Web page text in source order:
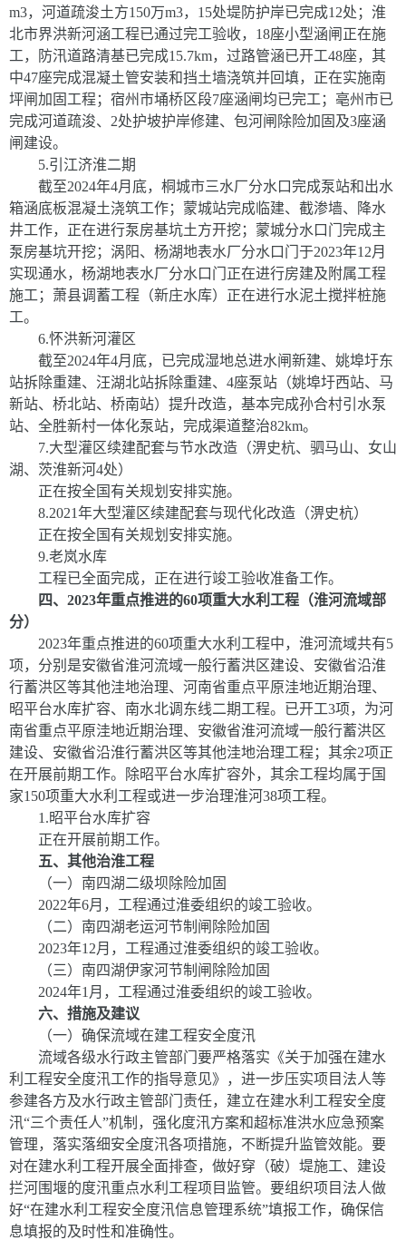
m3，河道疏浚土方150万m3， 15处堤防护岸已完成12处；淮
北市界洪新河涵工程已通过完工验收， 18座小型涵闸正在施
工，防汛道路清基已完成15.7km，过路管涵已开工48座，其
中47座完成混凝土管安装和挡土墙浇筑并回填，正在实施南
坪闸加固工程；宿州市埇桥区段7座涵闸均已完工；亳州市已
完成河道疏浚、 2处护坡护岸修建、包河闸除险加固及3座涵
闸建设。
5.引江济淮二期
截至2024年4月底，桐城市三水厂分水口完成泵站和出水
箱涵底板混凝土浇筑工作；蒙城站完成临建、截渗墙、降水
井工作，正在进行泵房基坑土方开挖；蒙城分水口门完成主
泵房基坑开挖；涡阳、杨湖地表水厂分水口门于2023年12月
实现通水，杨湖地表水厂分水口门正在进行房建及附属工程
施工；萧县调蓄工程（新庄水库）正在进行水泥土搅拌桩施
工。
6.怀洪新河灌区
截至2024年4月底，已完成湿地总进水闸新建、姚埠圩东
站拆除重建、汪湖北站拆除重建、 4座泵站（姚埠圩西站、马
新站、桥北站、桥南站）提升改造，基本完成孙合村引水泵
站、全胜新村一体化泵站，完成渠道整治82km。
7.大型灌区续建配套与节水改造（淠史杭、驷马山、女山
湖、茨淮新河4处）
正在按全国有关规划安排实施。
8.2021年大型灌区续建配套与现代化改造（淠史杭）
正在按全国有关规划安排实施。
9.老岚水库
工程已全面完成，正在进行竣工验收准备工作。
四、 2023年重点推进的60项重大水利工程（淮河流域部
分）
2023年重点推进的60项重大水利工程中，淮河流域共有5
项，分别是安徽省淮河流域一般行蓄洪区建设、安徽省沿淮
行蓄洪区等其他洼地治理、河南省重点平原洼地近期治理、
昭平台水库扩容、南水北调东线二期工程。已开工3项，为河
南省重点平原洼地近期治理、安徽省淮河流域一般行蓄洪区
建设、安徽省沿淮行蓄洪区等其他洼地治理工程；其余2项正
在开展前期工作。除昭平台水库扩容外，其余工程均属于国
家150项重大水利工程或进一步治理淮河38项工程。
1.昭平台水库扩容
正在开展前期工作。
五、其他治淮工程
（一） 南四湖二级坝除险加固
2022年6月，工程通过淮委组织的竣工验收。
（二） 南四湖老运河节制闸除险加固
2023年12月，工程通过淮委组织的竣工验收。
（三）南四湖伊家河节制闸除险加固
2024年1 月，工程通过淮委组织的竣工验收。
六、措施及建议
（一）确保流域在建工程安全度汛
流域各级水行政主管部门要严格落实《关于加强在建水
利工程安全度汛工作的指导意见》，进一步压实项目法人等
参建各方及水行政主管部门责任，建立在建水利工程安全度
汛“三个责任人”机制，强化度汛方案和超标准洪水应急预案
管理，落实落细安全度汛各项措施，不断提升监管效能。要
对在建水利工程开展全面排查，做好穿（破）堤施工、建设
拦河围堰的度汛重点水利工程项目监管。要组织项目法人做
好“在建水利工程安全度汛信息管理系统”填报工作，确保信
息填报的及时性和准确性。